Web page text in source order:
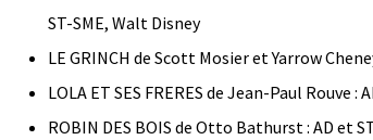
ST-SME, Walt Disney
LE GRINCH de Scott Mosier et Yarrow
LOLA ET SES FRERES de Jean-Paul Rouve
ROBIN DES BOIS de Otto Bathurst : AD et